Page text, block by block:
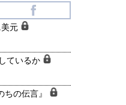
元
ているか
の伝言』